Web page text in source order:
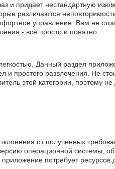
и придает нестандартную
различаются
управление. Вам не
- всё просто и понятно.
Данный раздел
и простого развлечения. Не
этой категории, поэтому
от полученных
операционной системы,
потребует ресурсов